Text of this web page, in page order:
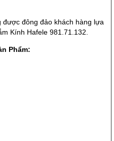
đông đảo khách hàng lựa
Kính Hafele 981.71.132.
Phẩm: